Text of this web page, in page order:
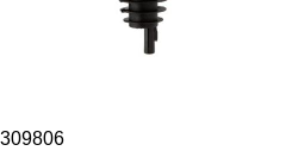
309806